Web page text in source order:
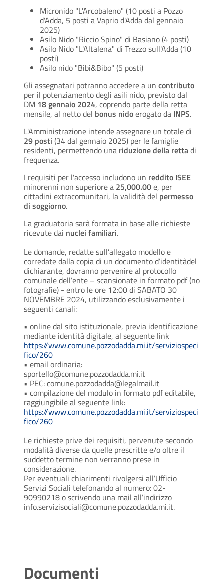
Micronido "L'Arcobaleno" (10 posti a Pozzo
d'Adda, 5 posti a Vaprio d'Adda dal gennaio
2025)
Asilo Nido "Riccio Spino" di Basiano (4 posti)
Asilo Nido "L'Altalena" di Trezzo sull'Adda (10
posti)
Asilo nido "Bibi&Bibo" (5 posti)
Gli assegnatari potranno accedere a un contributo
per il potenziamento degli asili nido, previsto dal
DM 18 gennaio 2024, coprendo parte della retta
mensile, al netto del bonus nidoerogato da INPS.
L'Amministrazione intende assegnare un totale di
29 posti (34 dal gennaio 2025) per le famiglie
residenti, permettendo una riduzione della rettadi
frequenza.
I requisiti per l'accesso includono un reddito ISEE
minorenni non superiore a 25,000.00e, per
cittadini extracomunitari, la validità del permesso
di soggiorno.
La graduatoria sarà formata in base alle richieste
ricevute dai nuclei familiari.
Le domande, redatte sull’allegato modello e
corredate dalla copia di un documento d’identitàdel
dichiarante, dovranno pervenire al protocollo
comunale dell’ente – scansionate in formato pdf (no
fotografie) - entro le ore 12:00 di SABATO 30
NOVEMBRE 2024, utilizzando esclusivamente i
seguenti canali:
• online dal sito istituzionale, previa identificazione
mediante identità digitale, al seguente link
https://www.comune.pozzodadda.mi.it/serviziospeci
fico/260
• email ordinaria:
sportello@comune.pozzodadda.mi.it
• PEC: comune.pozzodadda@legalmail.it
• compilazione del modulo in formato pdf editabile,
raggiungibile al seguente link:
https://www.comune.pozzodadda.mi.it/serviziospeci
fico/260
Le richieste prive dei requisiti, pervenute secondo
modalità diverse da quelle prescritte e/o oltre il
suddetto termine non verranno prese in
considerazione.
Per eventuali chiarimenti rivolgersi all’Ufficio
Servizi Sociali telefonando al numero: 02-
90990218 o scrivendo una mail all’indirizzo
info.servizisociali@comune.pozzodadda.mi.it.
Documenti